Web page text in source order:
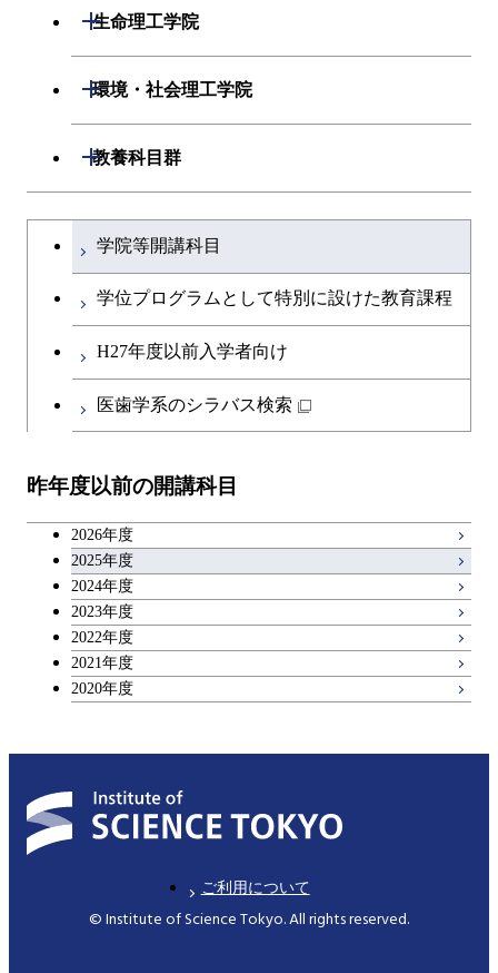
エネルギーコース
原子核工学コース
人間医療科学技術コース
応用化学コース
ース
原子核工学コース
物質・情報卓越コース
専門科目
数理・計算科学系
開閉
知能情報コース
情報工学コース
知能情報コース
エネルギー・情報コース
人間医療科学技術コース
物質・情報卓越コース
専門科目
生命理工学院
開閉
生命理工学系
開閉
ライフエンジニアリングコ
ース
地球生命コース
物質・情報卓越コース
環境・社会理工学院
開閉
建築学系
開閉
コース
都市・環境学コース
コース
都市・環境学コース
開閉
エネルギーコース
エネルギー・情報コース
エンジニアリングデザイン
原子核工学コース
物質・情報卓越コース
社会・人間科学コース
イノベーション科学系
イノベーション科学コース
人間医療科学技術コース
技術経営専門職学位課程
開閉
技術経営専門職学位課程
専門科目
教養科目群
開閉
文系教養科目
英語科目
第二外国語科目
キャリア科目
大学院課程を切り替える
学院等開講科目
学位プログラムとして特別に設けた教育課程
H27年度以前入学者向け
医歯学系のシラバス検索
昨年度以前の開講科目
2026年度
2025年度
2024年度
2023年度
2022年度
2021年度
2020年度
ご利用について
© Institute of Science Tokyo. All rights reserved.